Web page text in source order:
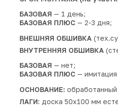
БАЗОВАЯ — 1 день;
БАЗОВАЯ ПЛЮС — 2-3 дня;
ВНЕШНЯЯ ОБШИВКА
ВНУТРЕННЯЯ ОБШИВКА
БАЗОВАЯ — нет;
БАЗОВАЯ ПЛЮС —
ОСНОВАНИЕ:
ЛАГИ: доска 50х100 мм